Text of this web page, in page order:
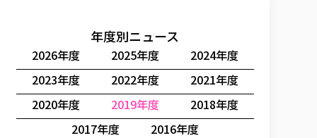
年度別ニュース
2026年度 2025年度
2024年度
2023年度
2022年度
2021年度
2020年度
2019年度
2018年度
2017年度
2016年度